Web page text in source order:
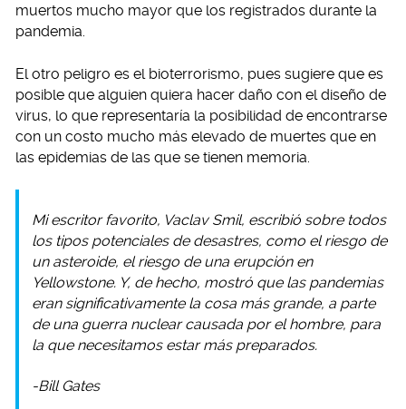
muertos mucho mayor que los registrados durante la
pandemia.
El otro peligro es el bioterrorismo, pues sugiere que es
posible que alguien quiera hacer daño con el diseño de
virus, lo que representaría la posibilidad de encontrarse
con un costo mucho más elevado de muertes que en
las epidemias de las que se tienen memoria.
Mi escritor favorito, Vaclav Smil, escribió sobre todos
los tipos potenciales de desastres, como el riesgo de
un asteroide, el riesgo de una erupción en
Yellowstone. Y, de hecho, mostró que las pandemias
eran significativamente la cosa más grande, a parte
de una guerra nuclear causada por el hombre, para
la que necesitamos estar más preparados.
-Bill Gates